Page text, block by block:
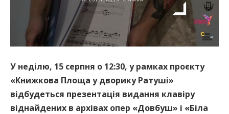
У неділю, 15 серпня о 12:30, у рамках проєкту
«Книжкова Площа у дворику Ратуші»
відбудеться презентація видання клавіру
віднайдених в архівах опер «Довбуш» і «Біла